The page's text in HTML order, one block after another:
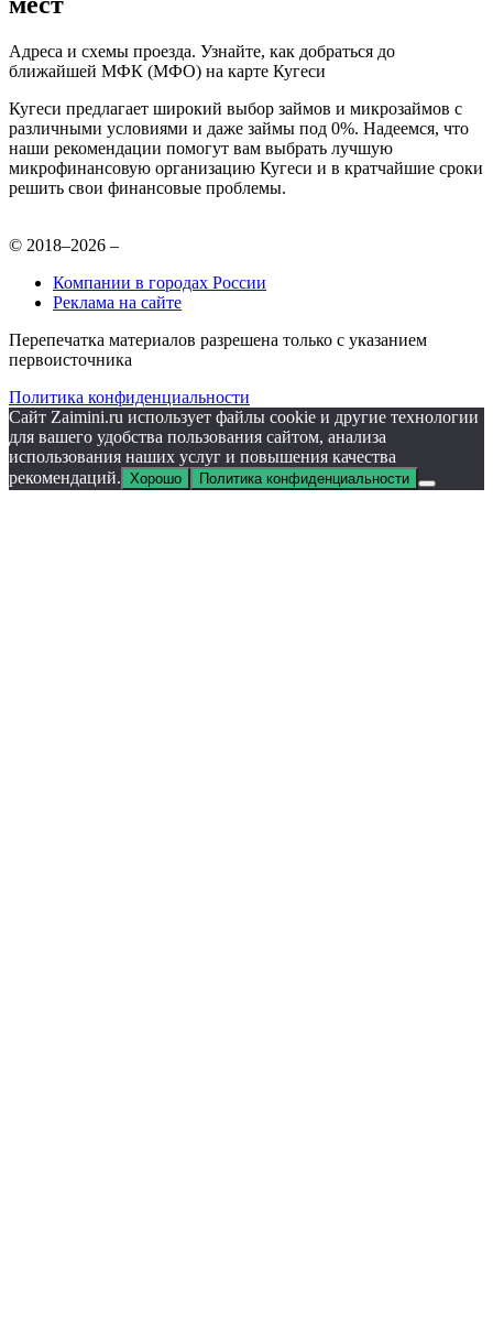
Адреса и схемы проезда. Узнайте, как добраться до
ближайшей МФК (МФО) на карте Кугеси
Кугеси предлагает широкий выбор займов и микрозаймов с
различными условиями и даже займы под 0%. Надеемся, что
наши рекомендации помогут вам выбрать лучшую
микрофинансовую организацию Кугеси и в кратчайшие сроки
решить свои финансовые проблемы.
© 2018–2026 –
Компании в городах России
Реклама на сайте
Перепечатка материалов разрешена только с указанием
первоисточника
Политика конфиденциальности
Сайт Zaimini.ru использует файлы cookie и другие технологии
для вашего удобства пользования сайтом, анализа
использования наших услуг и повышения качества
рекомендаций. Хорошо Политика конфиденциальности